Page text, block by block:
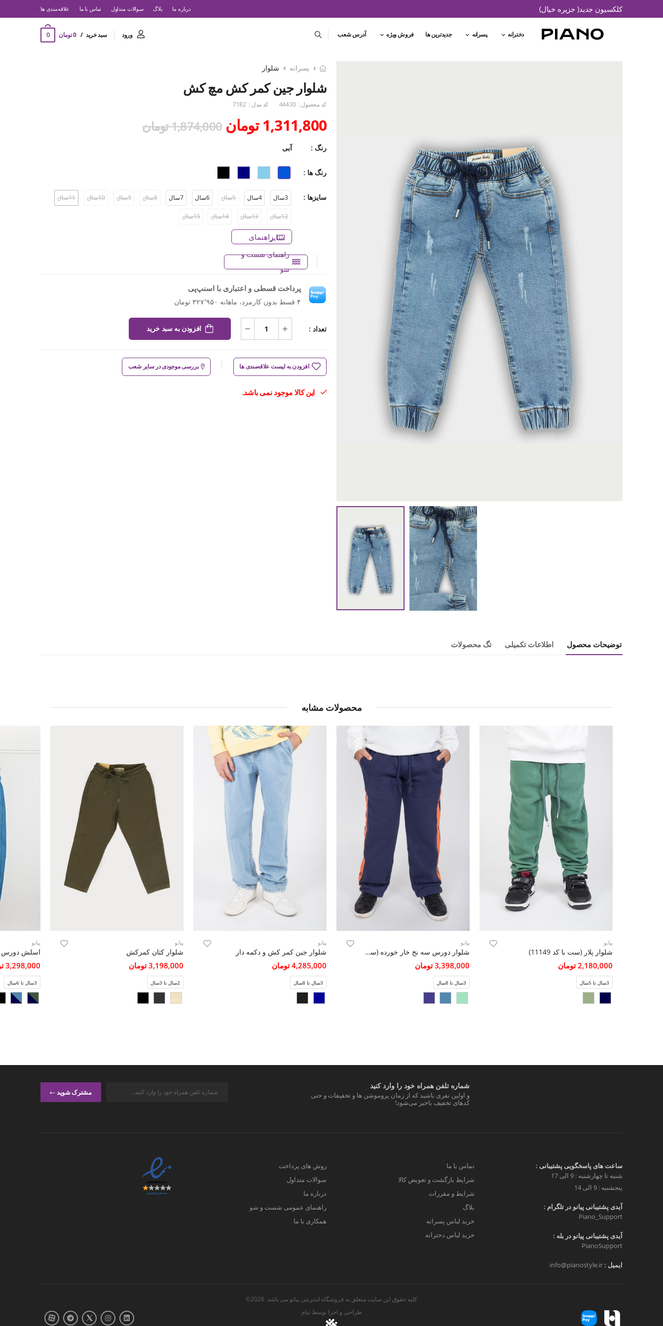
کلکسیون جدید( جزیره خیال) درباره ما بلاگ سوالات متداول تماس با ما ‌علاقه‌مندی ها
دخترانه پسرانه جدیدترین ها فروش ویژه آدرس شعب ورود سبد خرید 0 تومان 0
پسرانه شلوار
شلوار جین کمر کش مچ کش
کد محصول : 44430 کد مدل : 7182
1,311,800 تومان 1,874,000 تومان
رنگ : آبی
رنگ ها :
سایزها : 3سال 4سال 5سال 6سال 7سال 8سال 9سال 10سال 11سال
12سال 13سال 14سال 15سال
راهنمای سایز
راهنمای شست و
شو
پرداخت قسطی و اعتباری با اسنپ‌پی
۴ قسط بدون کارمزد، ماهانه ۳۲۷٬۹۵۰ تومان
تعداد : افزودن به سبد خرید
افزودن به لیست علاقه‌مندی ها بررسی موجودی در سایر شعب
این کالا موجود نمی باشد.
توضیحات محصول اطلاعات تکمیلی تگ محصولات
محصولات مشابه
پیانو
شلوار پلار (ست با کد 11149)
2,180,000 تومان
3سال تا 5سال
پیانو
شلوار دورس سه نخ خار خورده (ست با کد 11404)
3,398,000 تومان
3سال تا 8سال
پیانو
شلوار جین کمر کش و دکمه دار
4,285,000 تومان
3سال تا 8سال
پیانو
شلوار کتان کمرکش
3,198,000 تومان
2سال تا 3سال
پیانو
3,298,000 تومان
3سال تا 6سال
شماره تلفن همراه خود را وارد کنید
و اولین نفری باشید که از زمان پروموشن ها و تخفیفات و حتی
کدهای تخفیف باخبر می‌شود!
مشترک شوید
ساعت های پاسخگویی پشتیبانی :
شنبه تا چهارشنبه : 9 الی 17
پنجشنبه : 9 الی 14
آیدی پشتیبانی پیانو در تلگرام :
Piano_Support
آیدی پشتیبانی پیانو در بله :
PianoSupport
ایمیل : info@pianostyle.ir
تماس با ما
شرایط بازگشت و تعویض کالا
شرایط و مقررات
بلاگ
خرید لباس پسرانه
خرید لباس دخترانه
روش های پرداخت
سوالات متداول
درباره ما
راهنمای عمومی شست و شو
همکاری با ما
کلیه حقوق این سایت متعلق به فروشگاه اینترنتی پیانو می باشد. 2026©
طراحی و اجرا توسطتیام